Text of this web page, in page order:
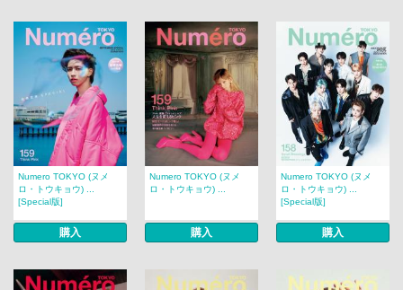
Numero TOKYO (ヌメ
ロ・トウキョウ) ...
[Special版]
購入
Numero TOKYO (ヌメ
ロ・トウキョウ) ...
購入
Numero TOKYO (ヌメ
ロ・トウキョウ) ...
[Special版]
購入